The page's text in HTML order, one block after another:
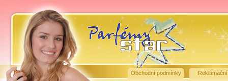
Obchodní podmínky